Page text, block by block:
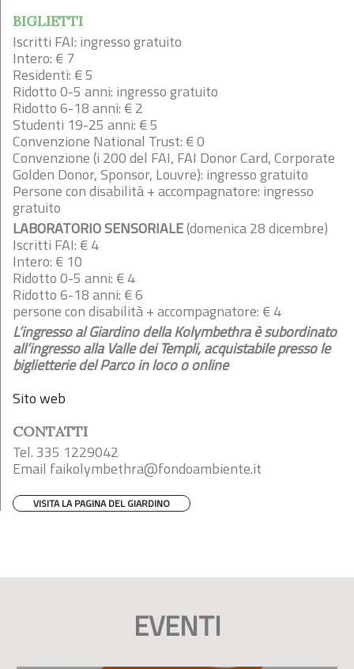
BIGLIETTI
Iscritti FAI: ingresso gratuito
Intero: € 7
Residenti: € 5
Ridotto 0-5 anni: ingresso gratuito
Ridotto 6-18 anni: € 2
Studenti 19-25 anni: € 5
Convenzione National Trust: € 0
Convenzione (i 200 del FAI, FAI Donor Card, Corporate
Golden Donor, Sponsor, Louvre): ingresso gratuito
Persone con disabilità + accompagnatore: ingresso
gratuito
LABORATORIO SENSORIALE(domenica 28 dicembre)
Iscritti FAI: € 4
Intero: € 10
Ridotto 0-5 anni: € 4
Ridotto 6-18 anni: € 6
persone con disabilità + accompagnatore: € 4
L’ingresso al Giardino della Kolymbethra è subordinato
all’ingresso alla Valle dei Templi, acquistabile presso le
biglietterie del Parco in loco o online
Sito web
CONTATTI
Tel. 335 1229042
Email faikolymbethra@fondoambiente.it
VISITA LA PAGINA DEL GIARDINO
EVENTI